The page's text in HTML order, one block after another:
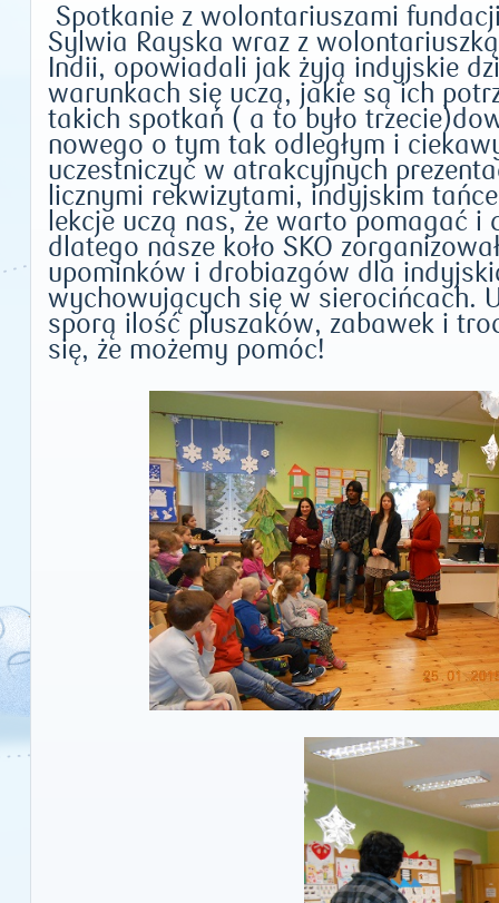
Spotkanie z wolontariuszami
Sylwia Rayska wraz z
Indii, opowiadali jak żyją indyjskie
warunkach się uczą, jakie są ich
takich spotkań ( a to było
nowego o tym tak odległym i
uczestniczyć w atrakcyjnych
licznymi rekwizytami, indyjskim
lekcje uczą nas, że warto pomagać i
dlatego nasze koło SKO
upominków i drobiazgów dla
wychowujących się w sierocińcach.
sporą ilość pluszaków, zabawek i
się, że